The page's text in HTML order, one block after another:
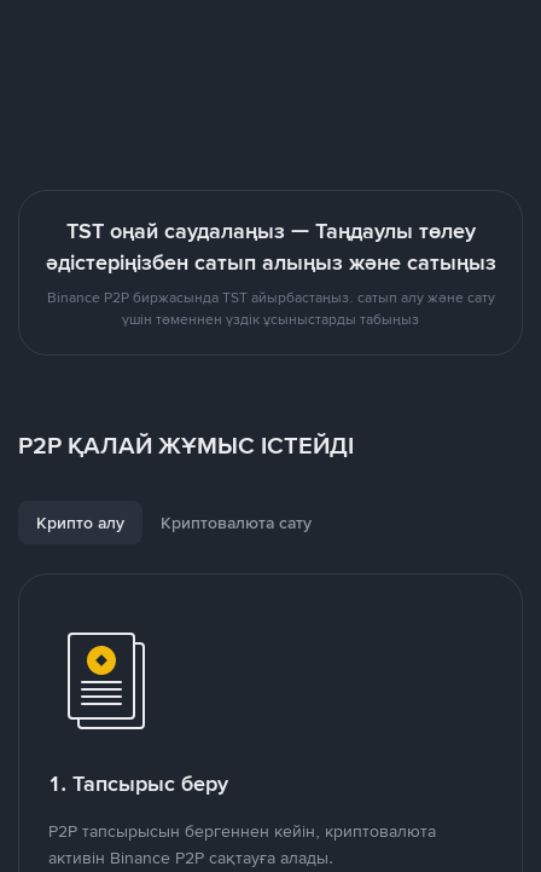
TST оңай саудалаңыз — Таңдаулы төлеу
әдістеріңізбен сатып алыңыз және сатыңыз
Binance P2P биржасында TST айырбастаңыз. сатып алу және сату
үшін төменнен үздік ұсыныстарды табыңыз
P2P ҚАЛАЙ ЖҰМЫС ІСТЕЙДІ
Крипто алу Криптовалюта сату
1. Тапсырыс беру
P2P тапсырысын бергеннен кейін, криптовалюта
активін Binance P2P сақтауға алады.